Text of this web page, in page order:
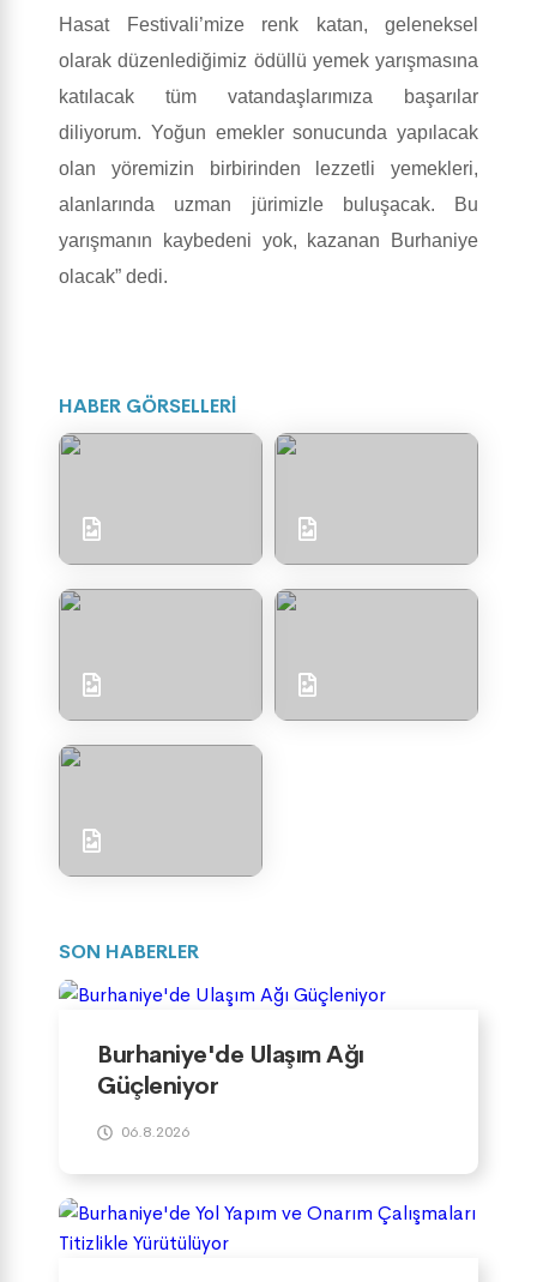
Hasat Festivali’mize renk katan, geleneksel
olarak düzenlediğimiz ödüllü yemek yarışmasına
katılacak tüm vatandaşlarımıza başarılar
diliyorum. Yoğun emekler sonucunda yapılacak
olan yöremizin birbirinden lezzetli yemekleri,
alanlarında uzman jürimizle buluşacak. Bu
yarışmanın kaybedeni yok, kazanan Burhaniye
olacak” dedi.
HABER GÖRSELLERİ
SON HABERLER
Burhaniye'de Ulaşım Ağı
Güçleniyor
06.8.2026